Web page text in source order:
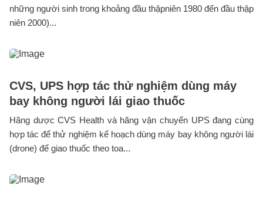
những người sinh trong khoảng đầu thậpniên 1980 đến đầu thập
niên 2000)...
CVS, UPS hợp tác thử nghiệm dùng máy
bay không người lái giao thuốc
Hãng dược CVS Health và hãng vận chuyển UPS đang cùng
hợp tác để thử nghiệm kế hoạch dùng máy bay không người lái
(drone) để giao thuốc theo toa...